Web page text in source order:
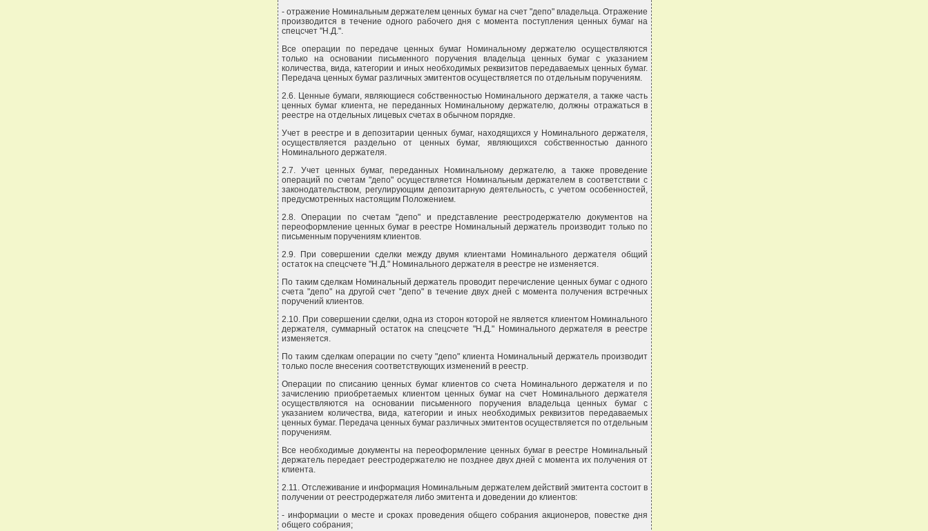
- отражение Номинальным держателем ценных бумаг на счет "депо" владельца. Отражение
производится в течение одного рабочего дня с момента поступления ценных бумаг на
спецсчет "Н.Д.".
Все операции по передаче ценных бумаг Номинальному держателю осуществляются
только на основании письменного поручения владельца ценных бумаг с указанием
количества, вида, категории и иных необходимых реквизитов передаваемых ценных бумаг.
Передача ценных бумаг различных эмитентов осуществляется по отдельным поручениям.
2.6. Ценные бумаги, являющиеся собственностью Номинального держателя, а также часть
ценных бумаг клиента, не переданных Номинальному держателю, должны отражаться в
реестре на отдельных лицевых счетах в обычном порядке.
Учет в реестре и в депозитарии ценных бумаг, находящихся у Номинального держателя,
осуществляется раздельно от ценных бумаг, являющихся собственностью данного
Номинального держателя.
2.7. Учет ценных бумаг, переданных Номинальному держателю, а также проведение
операций по счетам "депо" осуществляется Номинальным держателем в соответствии с
законодательством, регулирующим депозитарную деятельность, с учетом особенностей,
предусмотренных настоящим Положением.
2.8. Операции по счетам "депо" и представление реестродержателю документов на
переоформление ценных бумаг в реестре Номинальный держатель производит только по
письменным поручениям клиентов.
2.9. При совершении сделки между двумя клиентами Номинального держателя общий
остаток на спецсчете "Н.Д." Номинального держателя в реестре не изменяется.
По таким сделкам Номинальный держатель проводит перечисление ценных бумаг с одного
счета "депо" на другой счет "депо" в течение двух дней с момента получения встречных
поручений клиентов.
2.10. При совершении сделки, одна из сторон которой не является клиентом Номинального
держателя, суммарный остаток на спецсчете "Н.Д." Номинального держателя в реестре
изменяется.
По таким сделкам операции по счету "депо" клиента Номинальный держатель производит
только после внесения соответствующих изменений в реестр.
Операции по списанию ценных бумаг клиентов со счета Номинального держателя и по
зачислению приобретаемых клиентом ценных бумаг на счет Номинального держателя
осуществляются на основании письменного поручения владельца ценных бумаг с
указанием количества, вида, категории и иных необходимых реквизитов передаваемых
ценных бумаг. Передача ценных бумаг различных эмитентов осуществляется по отдельным
поручениям.
Все необходимые документы на переоформление ценных бумаг в реестре Номинальный
держатель передает реестродержателю не позднее двух дней с момента их получения от
клиента.
2.11. Отслеживание и информация Номинальным держателем действий эмитента состоит в
получении от реестродержателя либо эмитента и доведении до клиентов:
- информации о месте и сроках проведения общего собрания акционеров, повестке дня
общего собрания;